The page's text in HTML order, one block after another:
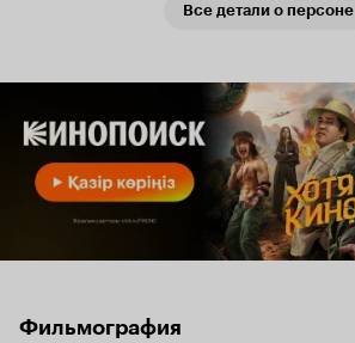
Все детали о персоне
Фильмография